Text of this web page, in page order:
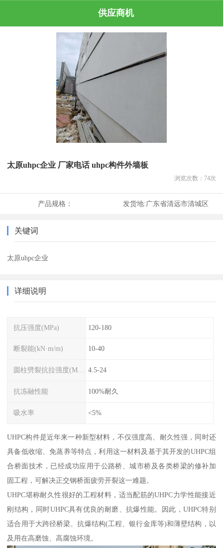
供应商机
太原uhpc企业 厂家电话 uhpc构件外墙板
浏览次数： 74次
产品规格： 发货地:广东省清远市清城区
关键词
太原uhpc企业
详细说明
抗压强度(MPa) 120-180
断裂能(kN·m/m) 10-40
圆柱劈裂抗拉强度(MPa) 4.5-24
抗冻融性能 100%耐久
吸水率 <5%
UHPC构件是近年来一种新型材料，不仅强度高、耐久性强，同时还
具备低收缩、免蒸养等特点，利用这一材料及基于其开发的UHPC组
合桥面技术，已经成功应用于公路桥、城市桥及各类桥梁的修补加
固工程，可解决正交钢桥面疲劳开裂这一难题。
UHPC堪称耐久性很好的工程材料，适当配筋的UHPC力学性能接近
刚结构，同时UHPC具有优良的耐磨、抗爆性能。因此，UHPC特别
适合用于大跨径桥梁、抗爆结构(工程、银行金库等)和薄壁结构，以
及用在高磨蚀、高腐蚀环境。